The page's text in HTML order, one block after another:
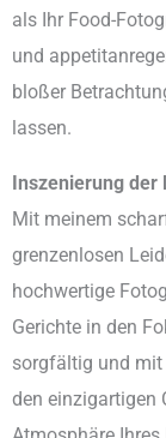
als Ihr Food-
und
bloßer
lassen.
Inszenierung der
Mit meinem
grenzenlosen
hochwertige
Gerichte in den
sorgfältig und mit
den einzigartigen